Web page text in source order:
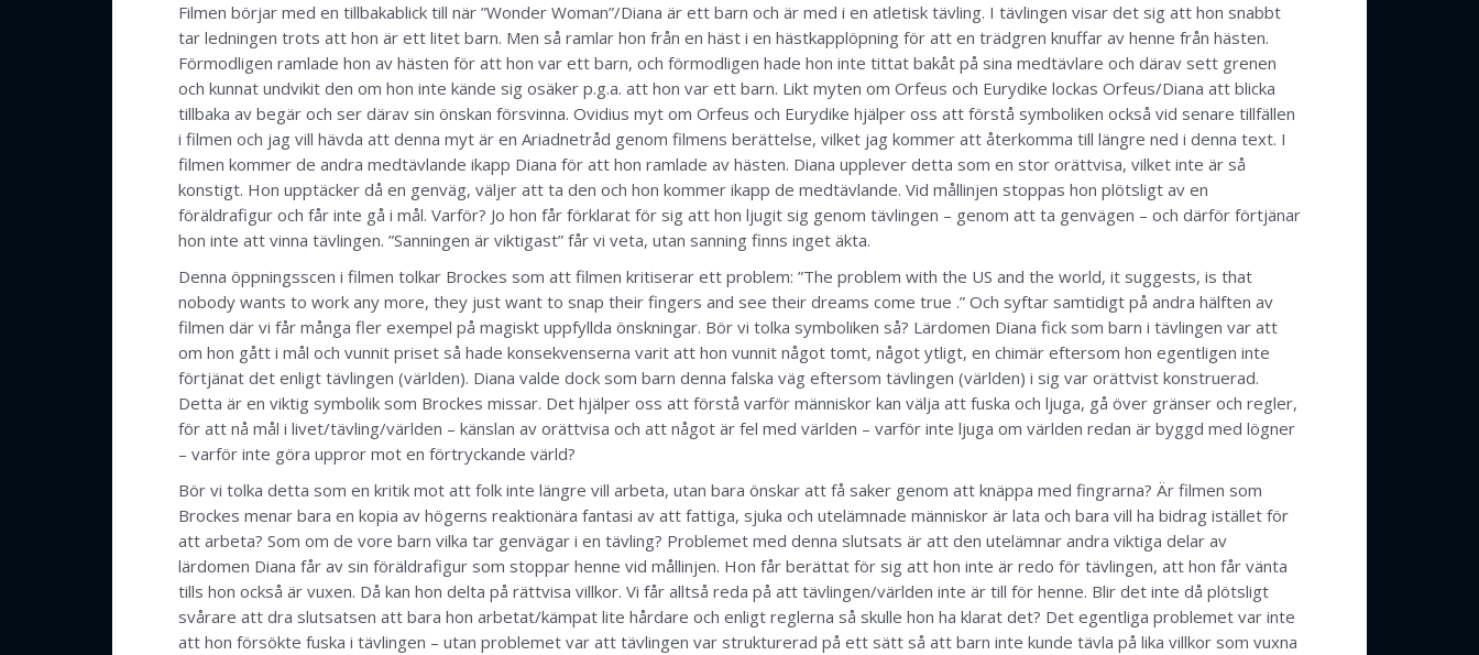
Filmen börjar med en tillbakablick till när ”Wonder Woman”/Diana är ett barn och är med i en atletisk tävling. I tävlingen visar det sig att hon snabbt
tar ledningen trots att hon är ett litet barn. Men så ramlar hon från en häst i en hästkapplöpning för att en trädgren knuffar av henne från hästen.
Förmodligen ramlade hon av hästen för att hon var ett barn, och förmodligen hade hon inte tittat bakåt på sina medtävlare och därav sett grenen
och kunnat undvikit den om hon inte kände sig osäker p.g.a. att hon var ett barn. Likt myten om Orfeus och Eurydike lockas Orfeus/Diana att blicka
tillbaka av begär och ser därav sin önskan försvinna. Ovidius myt om Orfeus och Eurydike hjälper oss att förstå symboliken också vid senare tillfällen
i filmen och jag vill hävda att denna myt är en Ariadnetråd genom filmens berättelse, vilket jag kommer att återkomma till längre ned i denna text. I
filmen kommer de andra medtävlande ikapp Diana för att hon ramlade av hästen. Diana upplever detta som en stor orättvisa, vilket inte är så
konstigt. Hon upptäcker då en genväg, väljer att ta den och hon kommer ikapp de medtävlande. Vid mållinjen stoppas hon plötsligt av en
föräldrafigur och får inte gå i mål. Varför? Jo hon får förklarat för sig att hon ljugit sig genom tävlingen – genom att ta genvägen – och därför förtjänar
hon inte att vinna tävlingen. ”Sanningen är viktigast” får vi veta, utan sanning finns inget äkta.
Denna öppningsscen i filmen tolkar Brockes som att filmen kritiserar ett problem: ”The problem with the US and the world, it suggests, is that
nobody wants to work any more, they just want to snap their fingers and see their dreams come true .” Och syftar samtidigt på andra hälften av
filmen där vi får många fler exempel på magiskt uppfyllda önskningar. Bör vi tolka symboliken så? Lärdomen Diana fick som barn i tävlingen var att
om hon gått i mål och vunnit priset så hade konsekvenserna varit att hon vunnit något tomt, något ytligt, en chimär eftersom hon egentligen inte
förtjänat det enligt tävlingen (världen). Diana valde dock som barn denna falska väg eftersom tävlingen (världen) i sig var orättvist konstruerad.
Detta är en viktig symbolik som Brockes missar. Det hjälper oss att förstå varför människor kan välja att fuska och ljuga, gå över gränser och regler,
för att nå mål i livet/tävling/världen – känslan av orättvisa och att något är fel med världen – varför inte ljuga om världen redan är byggd med lögner
– varför inte göra uppror mot en förtryckande värld?
Bör vi tolka detta som en kritik mot att folk inte längre vill arbeta, utan bara önskar att få saker genom att knäppa med fingrarna? Är filmen som
Brockes menar bara en kopia av högerns reaktionära fantasi av att fattiga, sjuka och utelämnade människor är lata och bara vill ha bidrag istället för
att arbeta? Som om de vore barn vilka tar genvägar i en tävling? Problemet med denna slutsats är att den utelämnar andra viktiga delar av
lärdomen Diana får av sin föräldrafigur som stoppar henne vid mållinjen. Hon får berättat för sig att hon inte är redo för tävlingen, att hon får vänta
tills hon också är vuxen. Då kan hon delta på rättvisa villkor. Vi får alltså reda på att tävlingen/världen inte är till för henne. Blir det inte då plötsligt
svårare att dra slutsatsen att bara hon arbetat/kämpat lite hårdare och enligt reglerna så skulle hon ha klarat det? Det egentliga problemet var inte
att hon försökte fuska i tävlingen – utan problemet var att tävlingen var strukturerad på ett sätt så att barn inte kunde tävla på lika villkor som vuxna